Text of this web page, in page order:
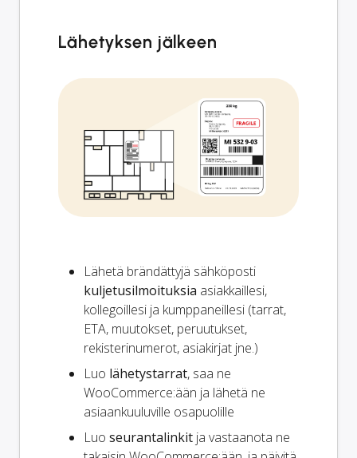
Lähetyksen jälkeen
Lähetä brändättyjä sähköposti
kuljetusilmoituksia asiakkaillesi,
kollegoillesi ja kumppaneillesi (tarrat,
ETA, muutokset, peruutukset,
rekisterinumerot, asiakirjat jne.)
Luo lähetystarrat, saa ne
WooCommerce:ään ja lähetä ne
asiaankuuluville osapuolille
Luo seurantalinkit ja vastaanota ne